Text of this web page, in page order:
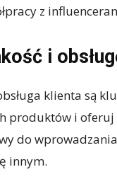
z
i
klienta są
produktów i oferuj
do
innym.